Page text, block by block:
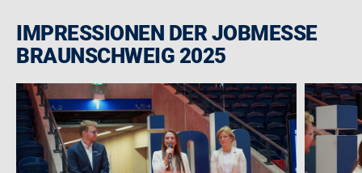
IMPRESSIONEN DER JOBMESSE
BRAUNSCHWEIG 2025